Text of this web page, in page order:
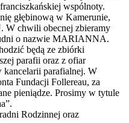
wspólnoty.
głębinową w Kamerunie,
chwili obecnej zbieramy
o nazwie MARIANNA.
będą ze zbiórki
parafii oraz z ofiar
kancelarii parafialnej. W
Fundacji Follereau, za
pieniądze. Prosimy w tytule
Rodzinnej oraz